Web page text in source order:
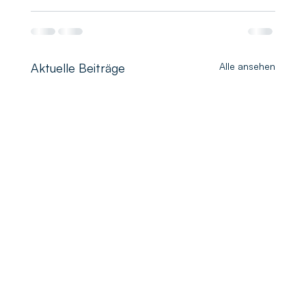
Aktuelle Beiträge Alle ansehen